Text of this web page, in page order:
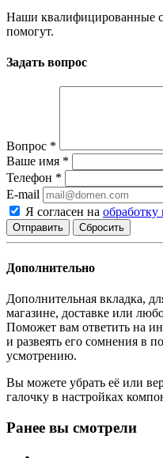
Наши квалифицированные
помогут.
Задать вопрос
Вопрос *
Ваше имя *
Телефон *
E-mail
Я согласен на
Сбросить
Дополнительно
Дополнительная вкладка,
магазине, доставке или
Поможет вам ответить на
и развеять его сомнения в
усмотрению.
Вы можете убрать её или
галочку в настройках
Ранее вы смотрели